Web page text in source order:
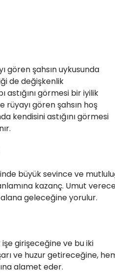
gören şahsın uykusunda
de değişkenlik
görmesi bir iyilik
gören şahsın hoş
kendisini astığını görmesi
büyük sevince ve
kazanç. Umut
geleceğine yorulur.
girişeceğine ve bu iki
ve huzur getireceğine,
alamet eder.